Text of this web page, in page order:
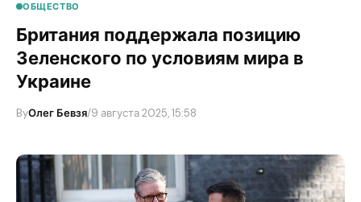
ОБЩЕСТВО
Британия поддержала позицию
Зеленского по условиям мира в
Украине
ByОлег Бевзя/9 августа 2025, 15:58